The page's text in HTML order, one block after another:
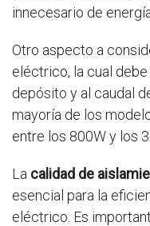
innecesario de
Otro aspecto a
eléctrico, la cual
depósito y al caudal
mayoría de los
entre los 800W y los
La calidad de
esencial para la
eléctrico. Es